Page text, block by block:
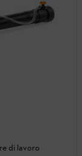
di lavoro